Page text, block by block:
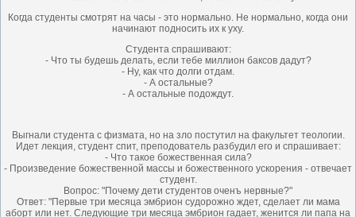
Когда студенты смотрят на часы - это нормально. Не нормально, когда они
начинают подносить их к уху.
Студента спрашивают:
- Что ты будешь делать, если тебе миллион баксов дадут?
- Ну, как что долги отдам.
- А остальные?
- А остальные подождут.
Выгнали студента с физмата, но на зло постутил на факультет теологии.
Идет лекция, студент спит, преподователь разбудил его и спрашивает:
- Что такое божественная сила?
- Произведение божественной массы и божественного ускорения - отвечает
студент.
Вопрос: "Почему дети студентов оченъ нервные?"
Ответ: "Первые три месяца эмбрион судорожно ждет, сделает ли мама
аборт или нет. Следующие три месяца эмбрион гадает, женится ли папа на